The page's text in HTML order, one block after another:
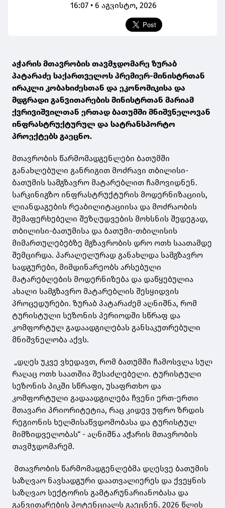
16:07 • 6 აგვისტო, 2026
აჭარის მთავრობის თავმჯდომარე ზურაბ
პატარაძე საქართველოს პრემიერ-მინისტრთან
ირაკლი კობახიძესთან და ეკონომიკისა და
მდგრადი განვითარების მინისტრთან მარიამ
ქვრივიშვილთან ერთად ბათუმში მნიშვნელოვან
ინფრასტრუქტურულ და სატრანსპორტო
პროექტებს გაეცნო.
მთავრობის წარმომადგენლები ბათუმში
განახლებული განრიგით მოძრავი თბილისი-
ბათუმის სამგზავრო მატარებლით ჩამოვიდნენ.
სარკინიგზო ინფრასტრუქტურის მოდერნიზაციის,
ლიანდაგების რეაბილიტაციისა და მოძრაობის
შემაფერხებელი შეზღუდვების მოხსნის შედეგად,
თბილისი-ბათუმისა და ბათუმი-თბილისის
მიმართულებებზე მგზავრობის დრო ოთხ საათამდე
შემცირდა. პარალელურად განახლდა სამგზავრო
სადგურები, მიმდინარეობს არსებული
მატარებლების მოდერნიზება და დაწყებულია
ახალი სამგზავრო მატარებლის შესყიდვის
პროცედურები. ზურაბ პატარაძემ აღნიშნა, რომ
ტურისტული სეზონის პერიოდში სწრაფ და
კომფორტულ გადაადგილებას განსაკუთრებული
მნიშვნელობა აქვს.
„დღეს უკვე ვხედავთ, რომ ბათუმში ჩამოსვლა სულ
რაღაც ოთხ საათშია შესაძლებელი. ტურისტული
სეზონის პიკში სწრაფი, უსაფრთხო და
კომფორტული გადაადგილება ჩვენი ერთ-ერთი
მთავარი პრიორიტეტია, რაც კიდევ უფრო ზრდის
რეგიონის ხელმისაწვდომობასა და ტურისტულ
მიმზიდველობას“ - აღნიშნა აჭარის მთავრობის
თავმჯდომარემ.
მთავრობის წარმომადგენლებმა დღესვე ბათუმის
საზღვაო ნავსადგური დაათვალიერეს და ქვეყნის
საზღვაო სექტორის გამტარუნარიანობასა და
განვითარების პოტენციალს გაეცნენ. 2026 წლის